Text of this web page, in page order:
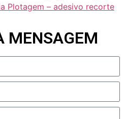
Plotagem – adesivo recorte
MENSAGEM